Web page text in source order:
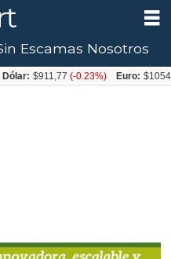
Escamas Nosotros
$911,77(-0.23%) Euro: $1054,31